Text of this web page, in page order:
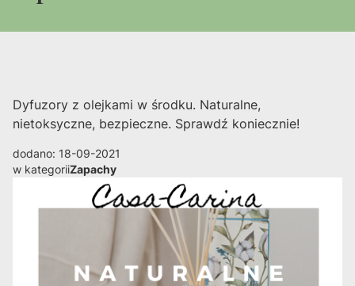
Dyfuzory z olejkami w środku. Naturalne,
nietoksyczne, bezpieczne. Sprawdź koniecznie!
dodano: 18-09-2021
w kategoriiZapachy